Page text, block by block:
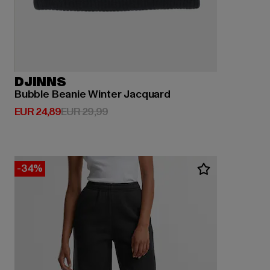
DJINNS
Bubble Beanie Winter Jacquard
EUR 24,89
Derzeitiger Preis: EUR 24,89
EUR 29,99Aktionspreis: EUR 29,99
-34%